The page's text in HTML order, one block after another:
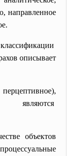
направленное
классификации
описывает
перцептивное),
объектов